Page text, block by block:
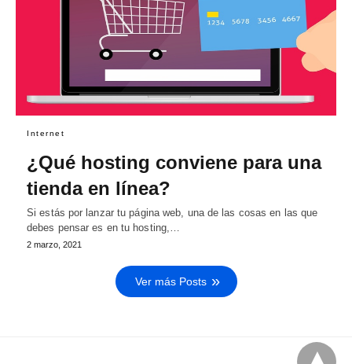
Internet
¿Qué hosting conviene para una
tienda en línea?
Si estás por lanzar tu página web, una de las cosas en las que
debes pensar es en tu hosting,…
2 marzo, 2021
Ver más Posts